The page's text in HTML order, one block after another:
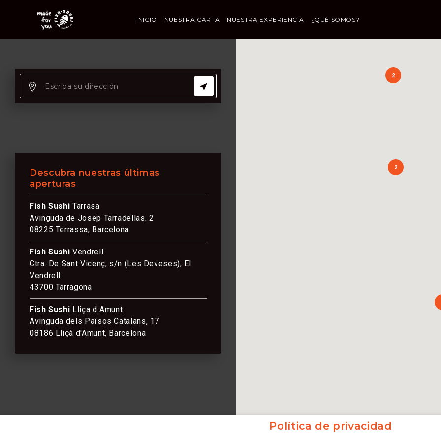
INICIO NUESTRA CARTA NUESTRA EXPERIENCIA ¿QUÉ SOMOS?
2
2
Descubra nuestras últimas
aperturas
Fish Sushi Tarrasa
Avinguda de Josep Tarradellas, 2
08225 Terrassa, Barcelona
Fish Sushi Vendrell
Ctra. De Sant Vicenç, s/n (Les Deveses), El
Vendrell
43700 Tarragona
Fish Sushi Lliça d Amunt
Avinguda dels Països Catalans, 17
08186 Lliçà d'Amunt, Barcelona
Política de privacidad